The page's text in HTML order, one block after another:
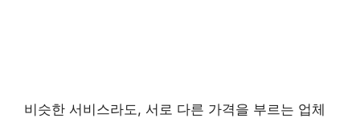
비슷한 서비스라도, 서로 다른 가격을 부르는 업체